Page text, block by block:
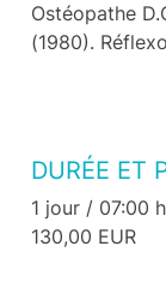
Ostéopathe
(1980).
DURÉE ET
1 jour / 07:00
130,00 EUR